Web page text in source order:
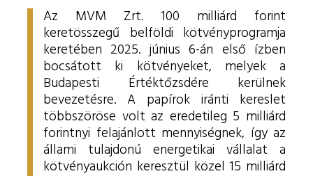
Az MVM Zrt. 100 milliárd forint
keretösszegű belföldi kötvényprogramja
keretében 2025. június 6-án első ízben
bocsátott ki kötvényeket, melyek a
Budapesti Értéktőzsdére kerülnek
bevezetésre. A papírok iránti kereslet
többszöröse volt az eredetileg 5 milliárd
forintnyi felajánlott mennyiségnek, így az
állami tulajdonú energetikai vállalat a
kötvényaukción keresztül közel 15 milliárd